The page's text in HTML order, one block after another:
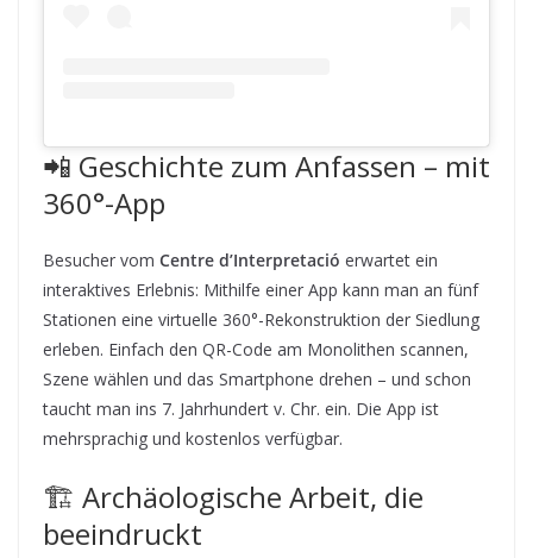
📲 Geschichte zum Anfassen – mit
360°-App
Besucher vom Centre d’Interpretació erwartet ein
interaktives Erlebnis: Mithilfe einer App kann man an fünf
Stationen eine virtuelle 360°-Rekonstruktion der Siedlung
erleben. Einfach den QR-Code am Monolithen scannen,
Szene wählen und das Smartphone drehen – und schon
taucht man ins 7. Jahrhundert v. Chr. ein. Die App ist
mehrsprachig und kostenlos verfügbar.
🏗️ Archäologische Arbeit, die
beeindruckt